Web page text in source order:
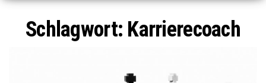
Schlagwort: Karrierecoach